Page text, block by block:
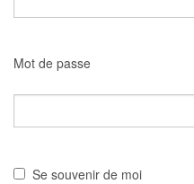
Mot de passe
Se souvenir de moi